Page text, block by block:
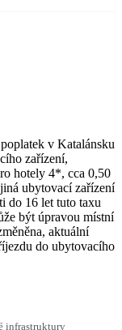
v Katalánsku
zařízení,
hotely 4*, cca 0,50
ubytovací zařízení
do 16 let tuto taxu
být úpravou místní
aktuální
do ubytovacího
infrastruktury